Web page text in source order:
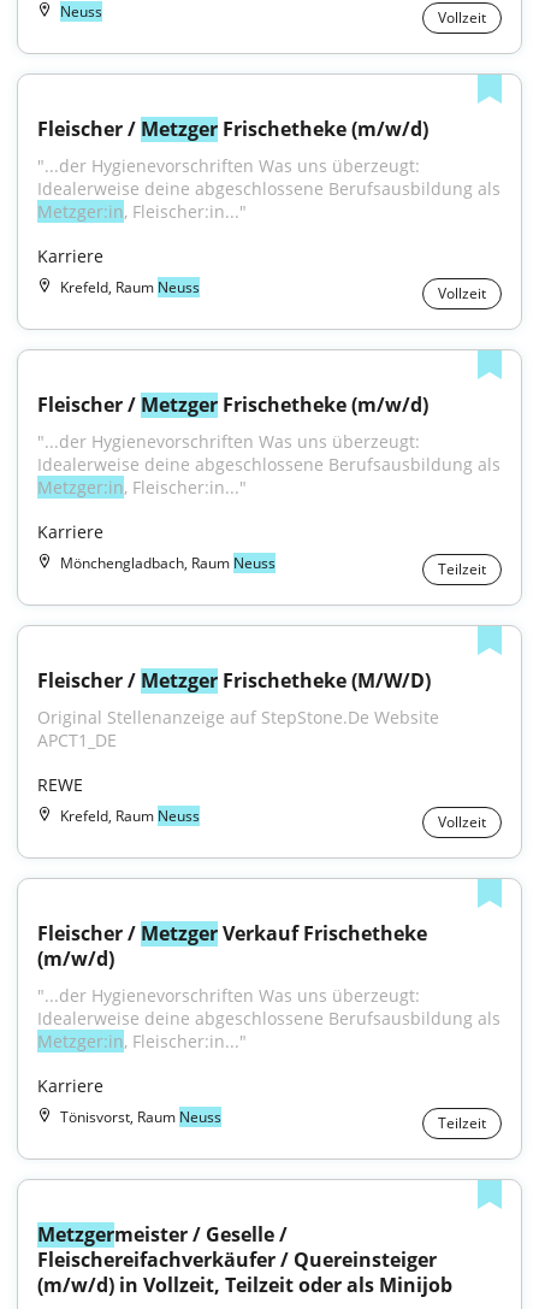
Neuss Vollzeit
Fleischer / Metzger Frischetheke (m/w/d)
"...der Hygienevorschriften Was uns überzeugt:
Metzger:in, Fleischer:in..."
Karriere
Krefeld, Raum Neuss Vollzeit
Fleischer / Metzger Frischetheke (m/w/d)
"...der Hygienevorschriften Was uns überzeugt:
Metzger:in, Fleischer:in..."
Karriere
Mönchengladbach, Raum Neuss Teilzeit
Fleischer / Metzger Frischetheke (M/W/D)
Original Stellenanzeige auf StepStone.De Website
APCT1_DE
REWE
Krefeld, Raum Neuss Vollzeit
Fleischer / Metzger Verkauf Frischetheke
(m/w/d)
"...der Hygienevorschriften Was uns überzeugt:
Metzger:in, Fleischer:in..."
Karriere
Tönisvorst, Raum Neuss Teilzeit
Metzgermeister / Geselle /
Fleischereifachverkäufer / Quereinsteiger
(m/w/d) in Vollzeit, Teilzeit oder als Minijob